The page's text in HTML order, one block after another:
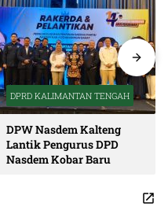
DPRD KALIMANTAN TENGAH
DPW Nasdem Kalteng
Lantik Pengurus DPD
Nasdem Kobar Baru